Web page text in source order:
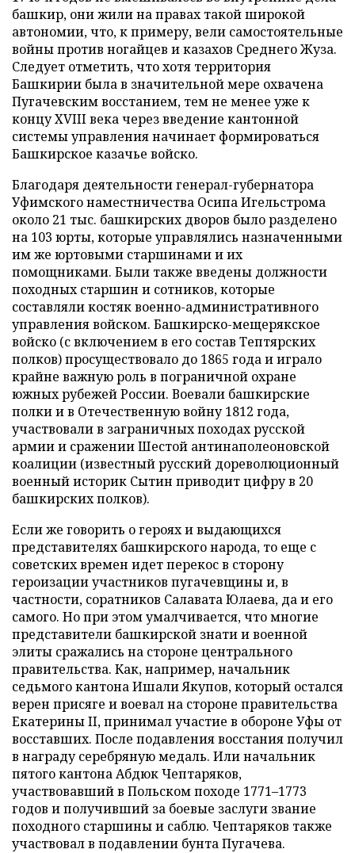
башкир, они жили на правах такой широкой
автономии, что, к примеру, вели самостоятельные
войны против ногайцев и казахов Среднего Жуза.
Следует отметить, что хотя территория
Башкирии была в значительной мере охвачена
Пугачевским восстанием, тем не менее уже к
концу XVIII века через введение кантонной
системы управления начинает формироваться
Башкирское казачье войско.
Благодаря деятельности генерал-губернатора
Уфимского наместничества Осипа Игельстрома
около 21 тыс. башкирских дворов было разделено
на 103 юрты, которые управлялись назначенными
им же юртовыми старшинами и их
помощниками. Были также введены должности
походных старшин и сотников, которые
составляли костяк военно-административного
управления войском. Башкирско-мещерякское
войско (с включением в его состав Тептярских
полков) просуществовало до 1865 года и играло
крайне важную роль в пограничной охране
южных рубежей России. Воевали башкирские
полки и в Отечественную войну 1812 года,
участвовали в заграничных походах русской
армии и сражении Шестой антинаполеоновской
коалиции (известный русский дореволюционный
военный историк Сытин приводит цифру в 20
башкирских полков).
Если же говорить о героях и выдающихся
представителях башкирского народа, то еще с
советских времен идет перекос в сторону
героизации участников пугачевщины и, в
частности, соратников Салавата Юлаева, да и его
самого. Но при этом умалчивается, что многие
представители башкирской знати и военной
элиты сражались на стороне центрального
правительства. Как, например, начальник
седьмого кантона Ишали Якупов, который остался
верен присяге и воевал на стороне правительства
Екатерины II, принимал участие в обороне Уфы от
восставших. После подавления восстания получил
в награду серебряную медаль. Или начальник
пятого кантона Абдюк Чептаряков,
участвовавший в Польском походе 1771–1773
годов и получивший за боевые заслуги звание
походного старшины и саблю. Чептаряков также
участвовал в подавлении бунта Пугачева.